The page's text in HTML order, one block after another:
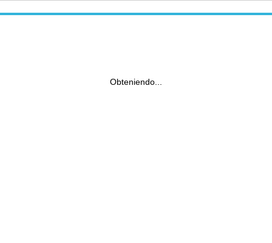
Obteniendo...